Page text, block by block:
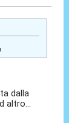
dalla
altro...